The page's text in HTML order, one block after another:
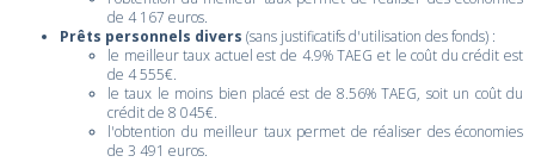
de 4 167 euros.
Prêts personnels divers (sans justificatifs d'utilisation des fonds) :
le meilleur taux actuel est de 4.9% TAEG et le coût du crédit est
de 4 555€.
le taux le moins bien placé est de 8.56% TAEG, soit un coût du
crédit de 8 045€.
l'obtention du meilleur taux permet de réaliser des économies
de 3 491 euros.